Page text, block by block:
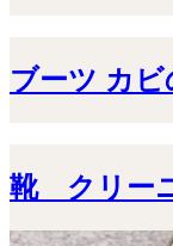
ブーツ カビ
靴 クリー